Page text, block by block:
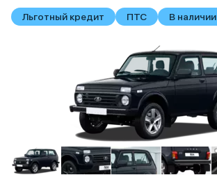
Льготный кредит ПТС В наличии